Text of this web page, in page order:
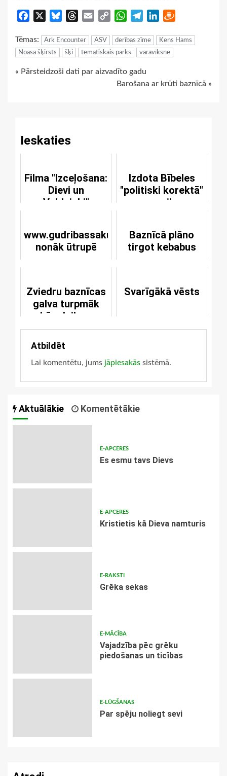
Facebook BlueskyThreads
Email
Copy
WhatsApp
TelegramLinkedIn
Tēmas: Ark Encounter ASV derības zīme
Kens Hams
Noasa šķirsts
šķi tematiskais parks varavīksne
Continue
« Pārsteidzoši dati par aizvadīto gadu
Barošana ar krūti baznīcā »
Ieskaties
Filma "Izceļošana:
Dievi un
Valdnieki"
Izdota Bībeles
"politiski korektā"
versija
www.gudribassakums.lv
nonāk ūtrupē
Baznīcā plāno
tirgot kebabus
Zviedru baznīcas
galva turpmāk
būs daiļava
Svarīgākā vēsts
Atbildēt
Lai komentētu, jums jāpiesakās sistēmā.
Aktuālākie Komentētākie
E-APCERES
Es esmu tavs Dievs
E-APCERES
Kristietis kā Dieva namturis
E-RAKSTI
Grēka sekas
E-MĀCĪBA
Vajadzība pēc grēku
piedošanas un ticības
E-LŪGŠANAS
Par spēju noliegt sevi